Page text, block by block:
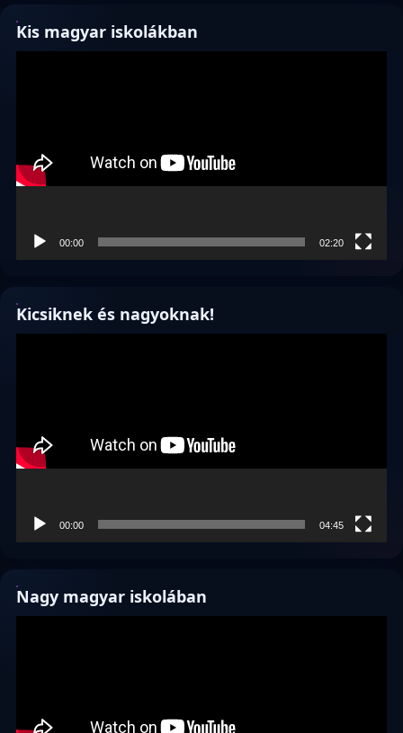
Kis magyar iskolákban
00:00 02:20
Kicsiknek és nagyoknak!
00:00 04:45
Nagy magyar iskolában